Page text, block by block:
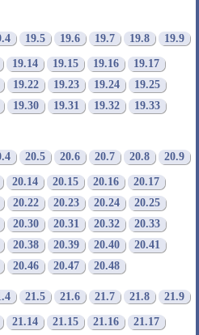
19.5 19.6 19.7 19.8 19.9
19.14 19.15 19.16
19.17
19.22 19.23 19.24
19.25
19.30 19.31 19.32
19.33
20.5 20.6 20.7 20.8 20.9
20.14 20.15 20.16
20.17
20.22 20.23 20.24
20.25
20.30 20.31 20.32
20.33
20.38 20.39 20.40
20.41
20.46 20.47 20.48
21.5 21.6 21.7 21.8 21.9
21.14 21.15 21.16
21.17